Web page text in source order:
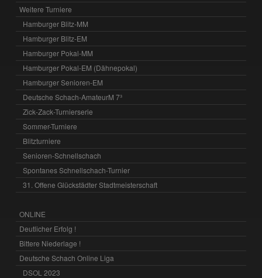
Weitere Turniere
Hamburger Blitz-MM
Hamburger Blitz-EM
Hamburger Pokal-MM
Hamburger Pokal-EM (Dähnepokal)
Hamburger Senioren-EM
Deutsche Schach-AmateurM 7³
Zick-Zack-Turnierserie
Sommer-Turniere
Blitzturniere
Senioren-Schnellschach
Spontanes Schnellschach-Turnier
31. Offene Glückstädter Stadtmeisterschaft
ONLINE
Deutlicher Erfolg !
Bittere Niederlage !
Deutsche Schach Online Liga
DSOL 2023